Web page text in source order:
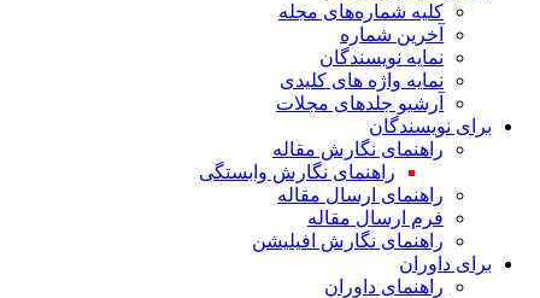
کلیه شماره‌های مجله
آخرین شماره
نمایه نویسندگان
نمایه واژه های کلیدی
آرشیو جلدهای مجلات
برای نویسندگان
راهنمای نگارش مقاله
راهنمای نگارش وابستگی
راهنمای ارسال مقاله
فرم ارسال مقاله
راهنمای نگارش افیلیشن
برای داوران
راهنمای داوران